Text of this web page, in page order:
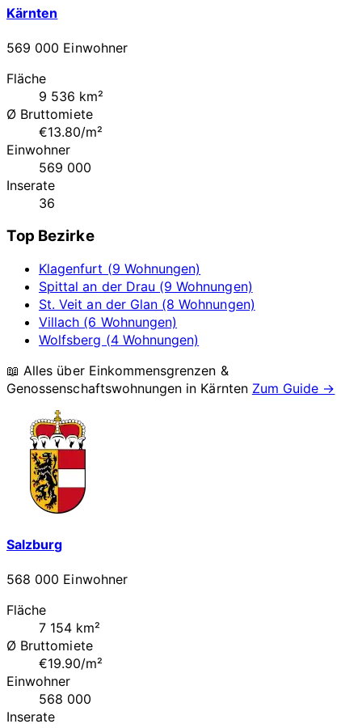
Kärnten
569 000 Einwohner
Fläche
9 536 km²
Ø Bruttomiete
€13.80/m²
Einwohner
569 000
Inserate
36
Top Bezirke
Klagenfurt (9 Wohnungen)
Spittal an der Drau (9 Wohnungen)
St. Veit an der Glan (8 Wohnungen)
Villach (6 Wohnungen)
Wolfsberg (4 Wohnungen)
📖 Alles über Einkommensgrenzen &
Genossenschaftswohnungen in Kärnten Zum Guide →
Salzburg
568 000 Einwohner
Fläche
7 154 km²
Ø Bruttomiete
€19.90/m²
Einwohner
568 000
Inserate